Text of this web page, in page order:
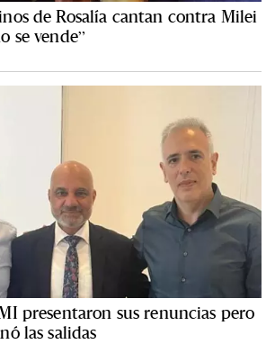
de Rosalía cantan contra Milei
se vende”
presentaron sus renuncias pero
las salidas